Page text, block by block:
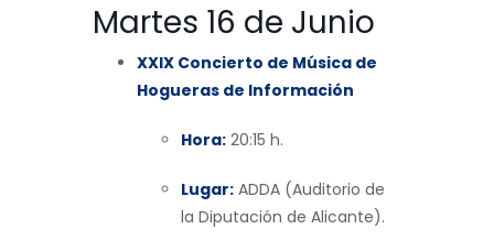
Martes 16 de Junio
XXIX Concierto de Música de
Hogueras de Información
Hora: 20:15 h.
Lugar: ADDA (Auditorio de
la Diputación de Alicante).